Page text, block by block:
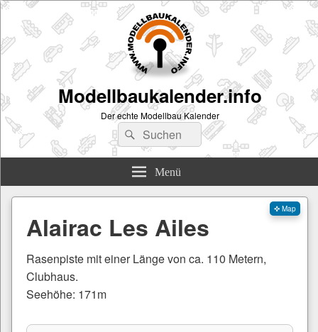
Modellbaukalender.info
Der echte Modellbau Kalender
Suchen
nach:
Suchen
Menü
✜ Map
Alairac Les Ailes
Rasenpiste mit einer Länge von ca. 110 Metern,
Clubhaus.
Seehöhe: 171m